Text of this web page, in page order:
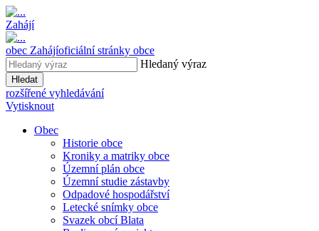
Zahájí
obec Zahájíoficiální stránky obce
Hledaný výraz
Hledat
rozšířené vyhledávání
Vytisknout
Obec
Historie obce
Kroniky a matriky obce
Územní plán obce
Územní studie zástavby
Odpadové hospodářství
Letecké snímky obce
Svazek obcí Blata